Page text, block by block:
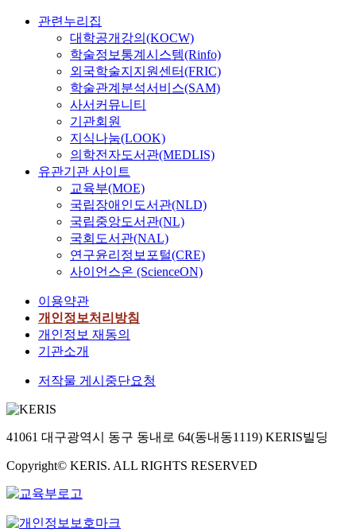
관련누리집
대학공개강의(KOCW)
학술정보통계시스템(Rinfo)
외국학술지지원센터(FRIC)
학술관계분석서비스(SAM)
사서커뮤니티
기관회원
지식나눔(LOOK)
의학전자도서관(MEDLIS)
유관기관 사이트
교육부(MOE)
국립장애인도서관(NLD)
국립중앙도서관(NL)
국회도서관(NAL)
연구윤리정보포털(CRE)
사이언스온 (ScienceON)
이용약관
개인정보처리방침
개인정보 재동의
기관소개
저작물 게시중단요청
41061 대구광역시 동구 동내로 64(동내동1119) KERIS빌딩
Copyright© KERIS. ALL RIGHTS RESERVED